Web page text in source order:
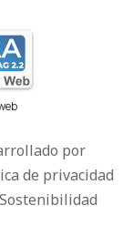
por
de privacidad